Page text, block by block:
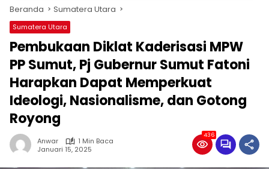
Beranda Sumatera Utara
Sumatera Utara
Pembukaan Diklat Kaderisasi MPW
PP Sumut, Pj Gubernur Sumut Fatoni
Harapkan Dapat Memperkuat
Ideologi, Nasionalisme, dan Gotong
Royong
Anwar
1 Min Baca
Januari 15, 2025
436